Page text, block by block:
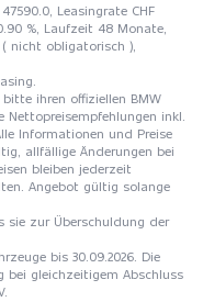
Leasingrate CHF
%, Laufzeit 48 Monate,
( nicht obligatorisch ),
ihren offiziellen BMW
Nettopreisempfehlungen inkl.
Informationen und Preise
allfällige Änderungen bei
bleiben jederzeit
Angebot gültig solange
sie zur Überschuldung der
bis 30.09.2026. Die
bei gleichzeitigem Abschluss